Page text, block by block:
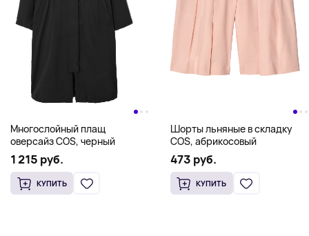
Многослойный плащ
оверсайз COS, черный
1 215 руб.
КУПИТЬ
Шорты льняные в складку
COS, абрикосовый
473 руб.
КУПИТЬ